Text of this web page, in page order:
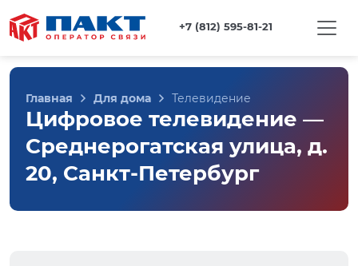
+7 (812) 595-81-21
Главная Для дома Телевидение
Цифровое телевидение —
Среднерогатская улица, д.
20, Санкт-Петербург